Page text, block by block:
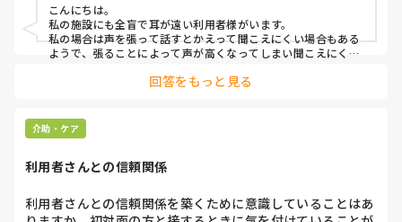
よろしくお願いします。
こんにちは。
私の施設にも全盲で耳が遠い利用者様がいます。
私の場合は声を張って話すとかえって聞こえにくい場合もある
ようで、張ることによって声が高くなってしまい聞こえにくい
回答をもっと見る
介助・ケア
利用者さんとの信頼関係
利用者さんとの信頼関係を築くために意識していることはあ